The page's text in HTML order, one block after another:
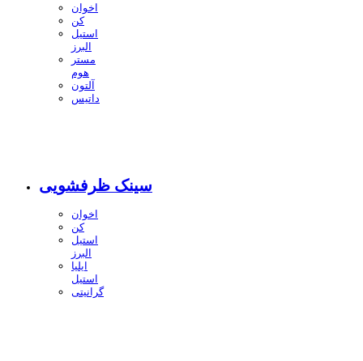
اخوان
کن
استیل
البرز
مستر
هوم
آلتون
داتیس
سینک ظرفشویی
اخوان
کن
استیل
البرز
ایلیا
استیل
گرانیتی